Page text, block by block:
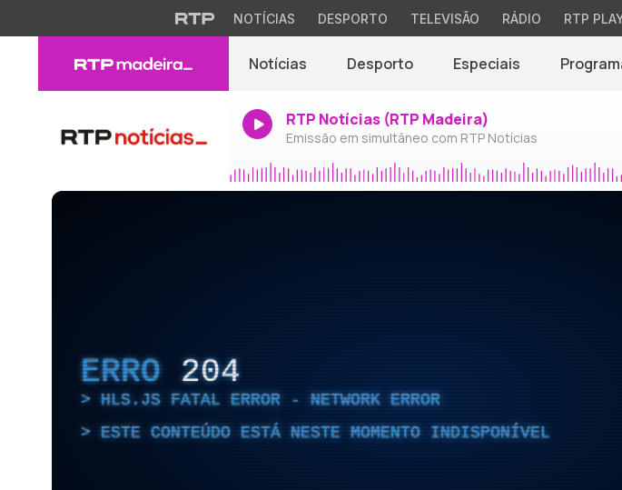
NOTÍCIAS DESPORTO TELEVISÃO RÁDIO RTP
Notícias Desporto Especiais
RTP Notícias (RTP Madeira)
Emissão em simultâneo com RTP Notícias
ERRO 204
HLS.JS FATAL ERROR - NETWORK ERROR
ESTE CONTEÚDO ESTÁ NESTE MOMENTO INDISPONÍVEL